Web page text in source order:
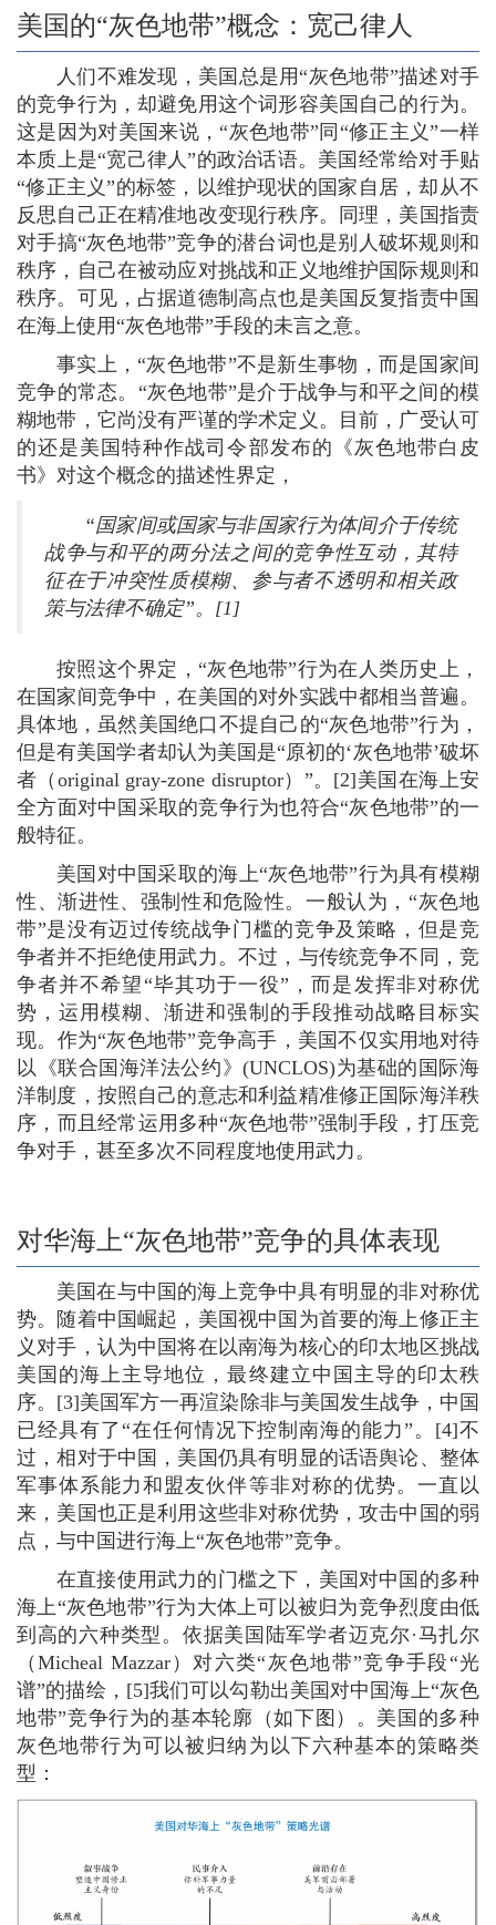
美国的“灰色地带”概念：宽己律人
人们不难发现，美国总是用“灰色地带”描述对手
的竞争行为，却避免用这个词形容美国自己的行为。
这是因为对美国来说，“灰色地带”同“修正主义”一样
本质上是“宽己律人”的政治话语。美国经常给对手贴
“修正主义”的标签，以维护现状的国家自居，却从不
反思自己正在精准地改变现行秩序。同理，美国指责
对手搞“灰色地带”竞争的潜台词也是别人破坏规则和
秩序，自己在被动应对挑战和正义地维护国际规则和
秩序。可见，占据道德制高点也是美国反复指责中国
在海上使用“灰色地带”手段的未言之意。
事实上，“灰色地带”不是新生事物，而是国家间
竞争的常态。“灰色地带”是介于战争与和平之间的模
糊地带，它尚没有严谨的学术定义。目前，广受认可
的还是美国特种作战司令部发布的《灰色地带白皮
书》对这个概念的描述性界定，
“国家间或国家与非国家行为体间介于传统
战争与和平的两分法之间的竞争性互动，其特
征在于冲突性质模糊、参与者不透明和相关政
策与法律不确定”。[1]
按照这个界定，“灰色地带”行为在人类历史上，
在国家间竞争中，在美国的对外实践中都相当普遍。
具体地，虽然美国绝口不提自己的“灰色地带”行为，
但是有美国学者却认为美国是“原初的‘灰色地带’破坏
者（original gray-zone disruptor）”。[2]美国在海上安
全方面对中国采取的竞争行为也符合“灰色地带”的一
般特征。
美国对中国采取的海上“灰色地带”行为具有模糊
性、渐进性、强制性和危险性。一般认为，“灰色地
带”是没有迈过传统战争门槛的竞争及策略，但是竞
争者并不拒绝使用武力。不过，与传统竞争不同，竞
争者并不希望“毕其功于一役”，而是发挥非对称优
势，运用模糊、渐进和强制的手段推动战略目标实
现。作为“灰色地带”竞争高手，美国不仅实用地对待
以《联合国海洋法公约》(UNCLOS)为基础的国际海
洋制度，按照自己的意志和利益精准修正国际海洋秩
序，而且经常运用多种“灰色地带”强制手段，打压竞
争对手，甚至多次不同程度地使用武力。
对华海上“灰色地带”竞争的具体表现
美国在与中国的海上竞争中具有明显的非对称优
势。随着中国崛起，美国视中国为首要的海上修正主
义对手，认为中国将在以南海为核心的印太地区挑战
美国的海上主导地位，最终建立中国主导的印太秩
序。[3]美国军方一再渲染除非与美国发生战争，中国
已经具有了“在任何情况下控制南海的能力”。[4]不
过，相对于中国，美国仍具有明显的话语舆论、整体
军事体系能力和盟友伙伴等非对称的优势。一直以
来，美国也正是利用这些非对称优势，攻击中国的弱
点，与中国进行海上“灰色地带”竞争。
在直接使用武力的门槛之下，美国对中国的多种
海上“灰色地带”行为大体上可以被归为竞争烈度由低
到高的六种类型。依据美国陆军学者迈克尔·马扎尔
（Micheal Mazzar）对六类“灰色地带”竞争手段“光
谱”的描绘，[5]我们可以勾勒出美国对中国海上“灰色
地带”竞争行为的基本轮廓（如下图）。美国的多种
灰色地带行为可以被归纳为以下六种基本的策略类
型：